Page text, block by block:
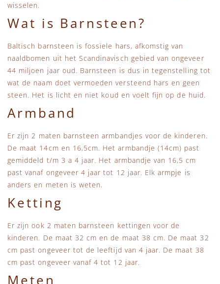
wisselen.
Wat is Barnsteen?
Baltisch barnsteen is fossiele hars, afkomstig van
naaldbomen uit het Scandinavisch gebied van ongeveer
44 miljoen jaar oud. Barnsteen is dus in tegenstelling tot
wat de naam doet vermoeden versteend hars en geen
steen. Het is licht en niet koud en voelt fijn op de huid.
Armband
Er zijn 2 maten barnsteen armbandjes voor de kinderen.
De maat 14cm en 16,5cm. Het armbandje (14cm) past
gemiddeld t/m 3 a 4 jaar. Het armbandje van 16,5 cm
past vanaf ongeveer 4 jaar tot 12 jaar. Elk armpje is
anders en meten is weten.
Ketting
Er zijn ook 2 maten barnsteen kettingen voor de
kinderen. De maat 32 cm en de maat 38 cm. De maat 32
cm past ongeveer tot de leeftijd van 4 jaar. De maat 38
cm past ongeveer vanaf 4 tot 12 jaar.
Meten